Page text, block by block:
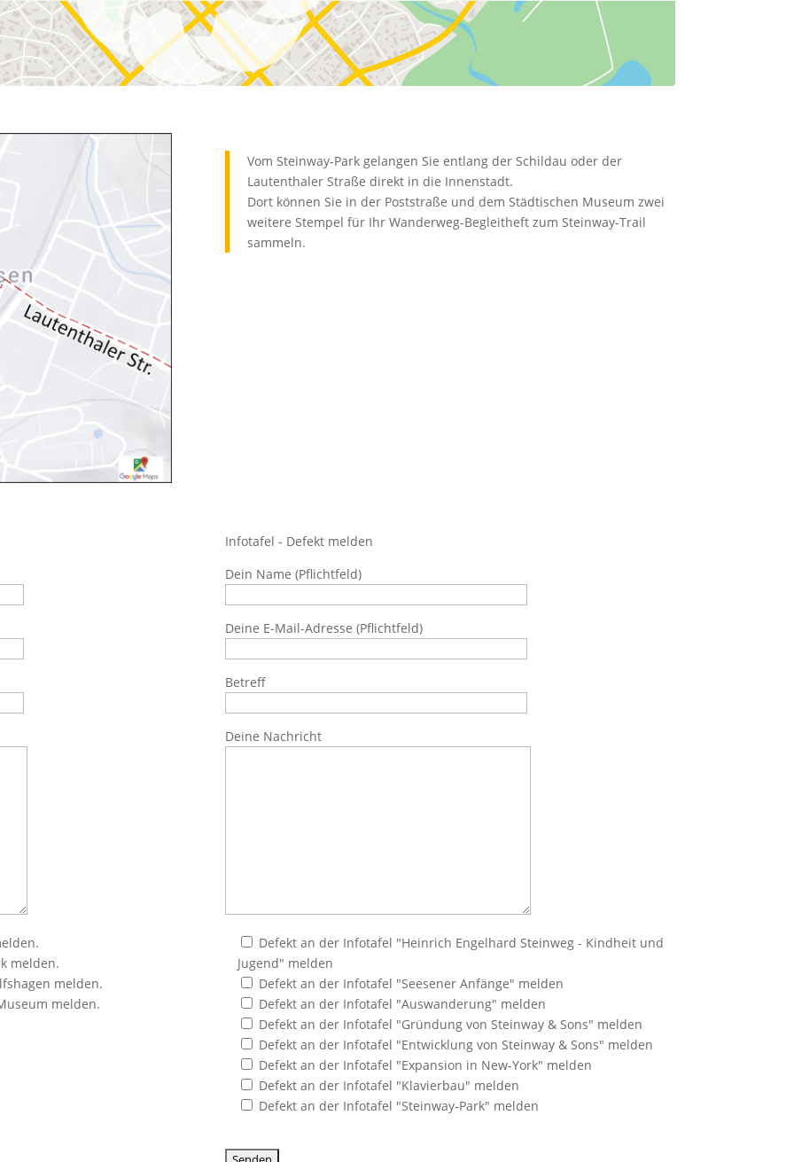
Vom Steinway-Park gelangen Sie entlang der Schildau oder der
Lautenthaler Straße direkt in die Innenstadt.
Dort können Sie in der Poststraße und dem Städtischen Museum zwei
weitere Stempel für Ihr Wanderweg-Begleitheft zum Steinway-Trail
sammeln.
melden.
melden.
melden.
Infotafel - Defekt melden
Dein Name (Pflichtfeld)
Deine E-Mail-Adresse (Pflichtfeld)
Betreff
Deine Nachricht
Defekt an der Infotafel "Heinrich Engelhard Steinweg - Kindheit und
Jugend" melden
Defekt an der Infotafel "Seesener Anfänge" melden
Defekt an der Infotafel "Auswanderung" melden
Defekt an der Infotafel "Gründung von Steinway & Sons" melden
Defekt an der Infotafel "Entwicklung von Steinway & Sons" melden
Defekt an der Infotafel "Expansion in New-York" melden
Defekt an der Infotafel "Klavierbau" melden
Defekt an der Infotafel "Steinway-Park" melden